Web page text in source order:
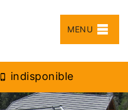
MENU
indisponible